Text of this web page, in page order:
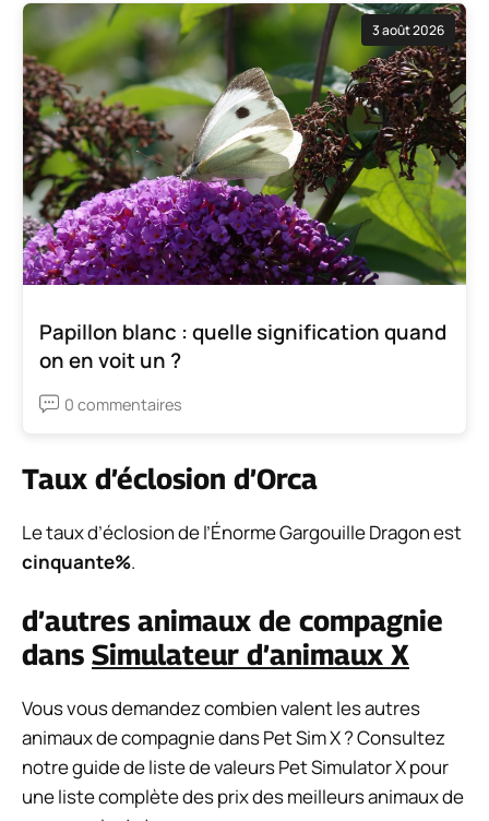
3 août 2026
Papillon blanc : quelle signification quand
on en voit un ?
0 commentaires
Taux d’éclosion d’Orca
Le taux d’éclosion de l’Énorme Gargouille Dragon est
cinquante%.
d’autres animaux de compagnie
dans Simulateur d’animaux X
Vous vous demandez combien valent les autres
animaux de compagnie dans Pet Sim X ? Consultez
notre guide de liste de valeurs Pet Simulator X pour
une liste complète des prix des meilleurs animaux de